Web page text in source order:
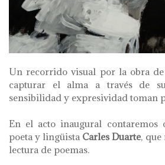
Un recorrido visual por la obra de
capturar el alma a través de
sensibilidad y expresividad toman
En el acto inaugural contaremos
poeta y lingüista Carles Duarte, que
lectura de poemas.